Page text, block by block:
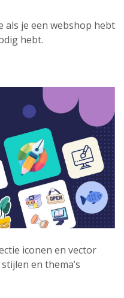
als je een webshop hebt
hebt.
iconen en vector
en thema’s